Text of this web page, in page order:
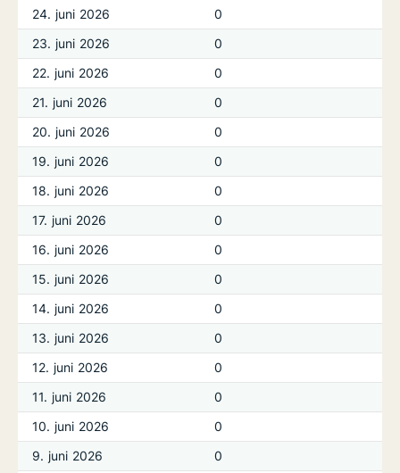
24. juni 2026
0
23. juni 2026
0
22. juni 2026
0
21. juni 2026
0
20. juni 2026
0
19. juni 2026
0
18. juni 2026
0
17. juni 2026
0
16. juni 2026
0
15. juni 2026
0
14. juni 2026
0
13. juni 2026
0
12. juni 2026
0
11. juni 2026
0
10. juni 2026
0
9. juni 2026
0